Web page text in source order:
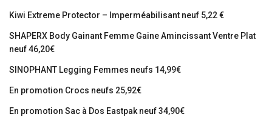
Kiwi Extreme Protector – Imperméabilisant neuf 5,22 €
SHAPERX Body Gainant Femme Gaine Amincissant Ventre Plat
neuf 46,20€
SINOPHANT Legging Femmes neufs 14,99€
En promotion Crocs neufs 25,92€
En promotion Sac à Dos Eastpak neuf 34,90€